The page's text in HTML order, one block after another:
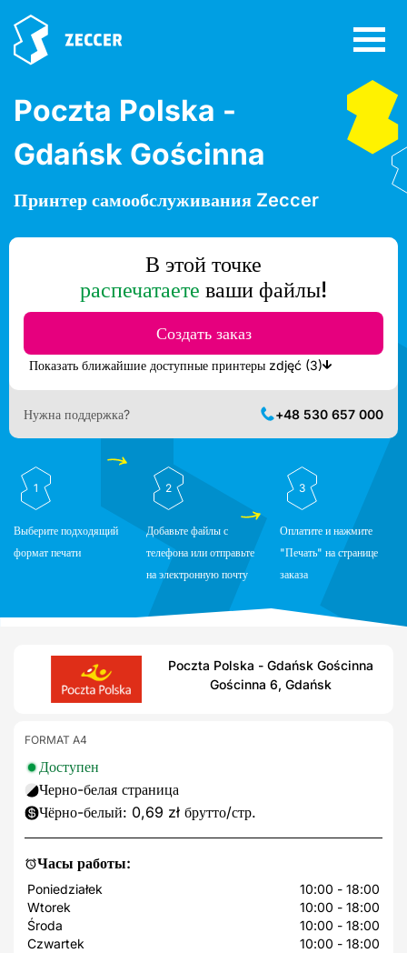
Poczta Polska -
Gdańsk Gościnna
Принтер самообслуживания Zeccer
В этой точке
распечатаете ваши файлы!
Создать заказ
Показать ближайшие доступные принтеры zdjęć (3)
Нужна поддержка? +48 530 657 000
1
Выберите подходящий
формат печати
2
Добавьте файлы с
телефона или отправьте
на электронную почту
3
Оплатите и нажмите
"Печать" на странице
заказа
Poczta Polska - Gdańsk Gościnna
Gościnna 6, Gdańsk
Часы работы:
Poniedziałek
10:00 - 18:00
Wtorek
10:00 - 18:00
Środa
10:00 - 18:00
Czwartek
10:00 - 18:00
FORMAT A4
Доступен
Черно-белая страница
Чёрно-белый: 0,69 zł брутто/стр.